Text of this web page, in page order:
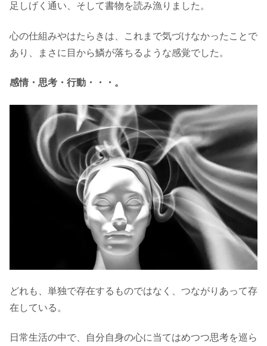
足しげく通い、そして書物を読み漁りました。
心の仕組みやはたらきは、これまで気づけなかったことで
あり、まさに目から鱗が落ちるような感覚でした。
感情・思考・行動・・・。
どれも、単独で存在するものではなく、つながりあって存
在している。
日常生活の中で、自分自身の心に当てはめつつ思考を巡ら